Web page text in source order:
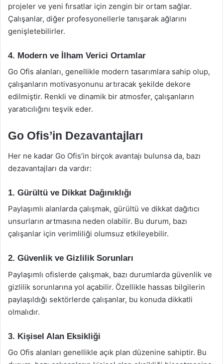
projeler ve yeni fırsatlar için zengin bir ortam sağlar.
Çalışanlar, diğer profesyonellerle tanışarak ağlarını
genişletebilirler.
4. Modern ve İlham Verici Ortamlar
Go Ofis alanları, genellikle modern tasarımlara sahip olup,
çalışanların motivasyonunu artıracak şekilde dekore
edilmiştir. Renkli ve dinamik bir atmosfer, çalışanların
yaratıcılığını teşvik eder.
Go Ofis’in Dezavantajları
Her ne kadar Go Ofis’in birçok avantajı bulunsa da, bazı
dezavantajları da vardır:
1. Gürültü ve Dikkat Dağınıklığı
Paylaşımlı alanlarda çalışmak, gürültü ve dikkat dağıtıcı
unsurların artmasına neden olabilir. Bu durum, bazı
çalışanlar için verimliliği olumsuz etkileyebilir.
2. Güvenlik ve Gizlilik Sorunları
Paylaşımlı ofislerde çalışmak, bazı durumlarda güvenlik ve
gizlilik sorunlarına yol açabilir. Özellikle hassas bilgilerin
paylaşıldığı sektörlerde çalışanlar, bu konuda dikkatli
olmalıdır.
3. Kişisel Alan Eksikliği
Go Ofis alanları genellikle açık plan düzenine sahiptir. Bu